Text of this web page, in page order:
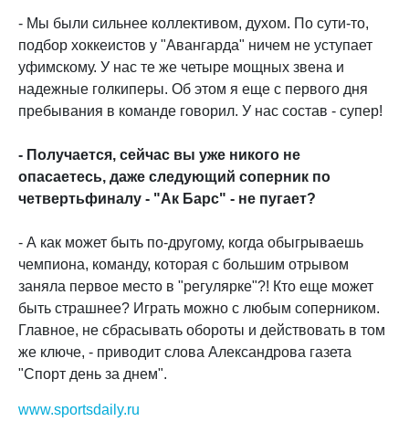
- Мы были сильнее коллективом, духом. По сути-то,
подбор хоккеистов у "Авангарда" ничем не уступает
уфимскому. У нас те же четыре мощных звена и
надежные голкиперы. Об этом я еще с первого дня
пребывания в команде говорил. У нас состав - супер!
- Получается, сейчас вы уже никого не
опасаетесь, даже следующий соперник по
четвертьфиналу - "Ак Барс" - не пугает?
- А как может быть по-другому, когда обыгрываешь
чемпиона, команду, которая с большим отрывом
заняла первое место в "регулярке"?! Кто еще может
быть страшнее? Играть можно с любым соперником.
Главное, не сбрасывать обороты и действовать в том
же ключе, - приводит слова Александрова газета
"Спорт день за днем".
www.sportsdaily.ru